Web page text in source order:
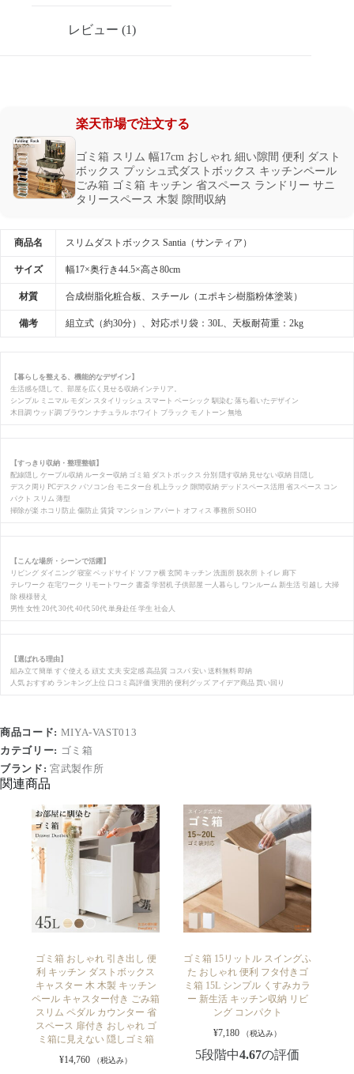
レビュー (1)
楽天市場で注文する
ゴミ箱 スリム 幅17cm おしゃれ 細い隙間 便利 ダスト
ボックス プッシュ式ダストボックス キッチンペール
ごみ箱 ゴミ箱 キッチン 省スペース ランドリー サニ
タリースペース 木製 隙間収納
商品名 スリムダストボックス Santia（サンティア）
サイズ 幅17×奥行き44.5×高さ80cm
材質 合成樹脂化粧合板、スチール（エポキシ樹脂粉体塗装）
備考 組立式（約30分）、対応ポリ袋：30L、天板耐荷重：2kg
【暮らしを整える、機能的なデザイン】
生活感を隠して、部屋を広く見せる収納インテリア。
シンプル ミニマル モダン スタイリッシュ スマート ベーシック 馴染む 落ち着いたデザイン
木目調 ウッド調 ブラウン ナチュラル ホワイト ブラック モノトーン 無地
【すっきり収納・整理整頓】
配線隠し ケーブル収納 ルーター収納 ゴミ箱 ダストボックス 分別 隠す収納 見せない収納 目隠し
デスク周り PCデスク パソコン台 モニター台 机上ラック 隙間収納 デッドスペース活用 省スペース コン
パクト スリム 薄型
掃除が楽 ホコリ防止 傷防止 賃貸 マンション アパート オフィス 事務所 SOHO
【こんな場所・シーンで活躍】
リビング ダイニング 寝室 ベッドサイド ソファ横 玄関 キッチン 洗面所 脱衣所 トイレ 廊下
テレワーク 在宅ワーク リモートワーク 書斎 学習机 子供部屋 一人暮らし ワンルーム 新生活 引越し 大掃
除 模様替え
男性 女性 20代 30代 40代 50代 単身赴任 学生 社会人
【選ばれる理由】
組み立て簡単 すぐ使える 頑丈 丈夫 安定感 高品質 コスパ 安い 送料無料 即納
人気 おすすめ ランキング上位 口コミ高評価 実用的 便利グッズ アイデア商品 買い回り
商品コード: MIYA-VAST013
カテゴリー: ゴミ箱
ブランド: 宮武製作所
関連商品
ゴミ箱 おしゃれ 引き出し 便
利 キッチン ダストボックス
キャスター 木 木製 キッチン
ペール キャスター付き ごみ箱
スリム ペダル カウンター 省
スペース 扉付き おしゃれ ゴ
ミ箱に見えない 隠しゴミ箱
¥14,760 （税込み）
ゴミ箱 15リットル スイングふ
た おしゃれ 便利 フタ付きゴ
ミ箱 15L シンプル くすみカラ
ー 新生活 キッチン収納 リビ
ング コンパクト
¥7,180 （税込み）
5段階中4.67の評価